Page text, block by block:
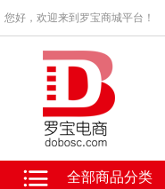
您好，欢迎来到罗宝商城平台！
全部商品分类